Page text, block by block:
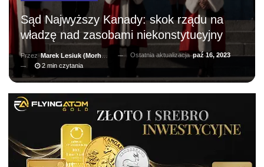
Sąd Najwyższy Kanady: skok rządu na
władzę nad zasobami niekonstytucyjny
PrzezMarek Lesiuk (Morhainn) Ostatnia aktualizacjapaź 16, 2023
2 min czytania